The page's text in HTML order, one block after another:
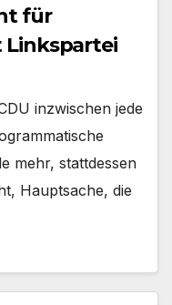
für
Linkspartei
inzwischen jede
mehr, stattdessen
Hauptsache, die